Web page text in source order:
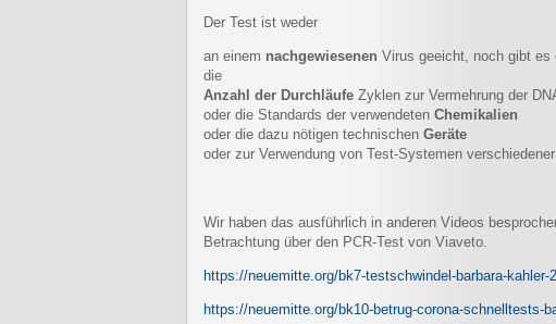
Der Test ist weder
an einem nachgewiesenen Virus geeicht, noch gibt es
die
Anzahl der Durchläufe Zyklen zur Vermehrung der
oder die Standards der verwendeten Chemikalien
oder die dazu nötigen technischen Geräte
oder zur Verwendung von Test-Systemen verschiedener
Wir haben das ausführlich in anderen Videos
Betrachtung über den PCR-Test von Viaveto.
https://neuemitte.org/bk7-testschwindel-barbara-kahler-
https://neuemitte.org/bk10-betrug-corona-schnelltests-